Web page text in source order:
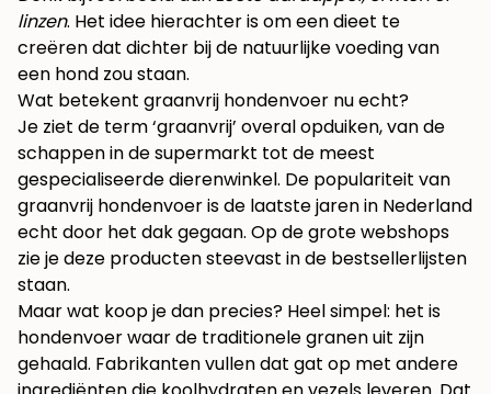
linzen. Het idee hierachter is om een dieet te
creëren dat dichter bij de natuurlijke voeding van
een hond zou staan.
Wat betekent graanvrij hondenvoer nu echt?
Je ziet de term ‘graanvrij’ overal opduiken, van de
schappen in de supermarkt tot de meest
gespecialiseerde dierenwinkel. De populariteit van
graanvrij hondenvoer is de laatste jaren in Nederland
echt door het dak gegaan. Op de grote webshops
zie je deze producten steevast in de bestsellerlijsten
staan.
Maar wat koop je dan precies? Heel simpel: het is
hondenvoer waar de traditionele granen uit zijn
gehaald. Fabrikanten vullen dat gat op met andere